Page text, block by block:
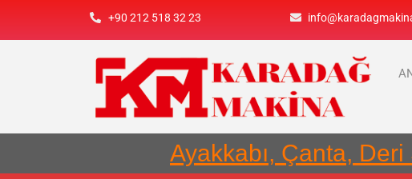
+90 212 518 32 23
Ayakkabı, Çanta,